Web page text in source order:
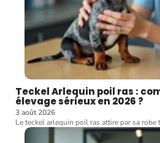
Teckel Arlequin poil ras :
élevage sérieux en 2026 ?
3 août 2026
Le teckel arlequin poil ras attire par sa robe